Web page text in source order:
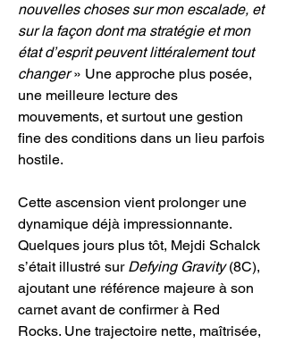
nouvelles choses sur mon escalade, et
sur la façon dont ma stratégie et mon
état d’esprit peuvent littéralement tout
changer » Une approche plus posée,
une meilleure lecture des
mouvements, et surtout une gestion
fine des conditions dans un lieu parfois
hostile.
Cette ascension vient prolonger une
dynamique déjà impressionnante.
Quelques jours plus tôt, Mejdi Schalck
s’était illustré sur Defying Gravity (8C),
ajoutant une référence majeure à son
carnet avant de confirmer à Red
Rocks. Une trajectoire nette, maîtrisée,